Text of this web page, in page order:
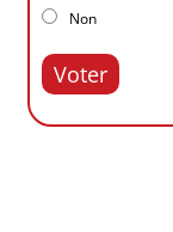
Non
Voter